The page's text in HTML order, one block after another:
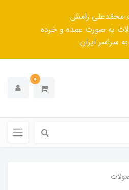
محمّدعلی رامش
به صورت عمده و خرده
سراسر ایران
0